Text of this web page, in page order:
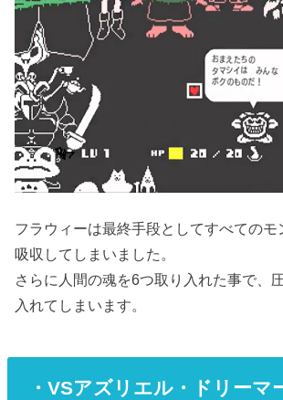
フラウィーは最終手段としてすべてのモ
吸収してしまいました。
さらに人間の魂を6つ取り入れた事で、
入れてしまいます。
・VSアズリエル・ドリーマ